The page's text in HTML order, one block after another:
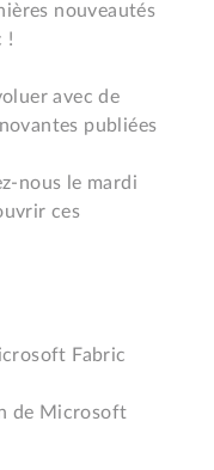
nouveautés
!
avec de
publiées
nous le mardi
ces
Fabric
de Microsoft